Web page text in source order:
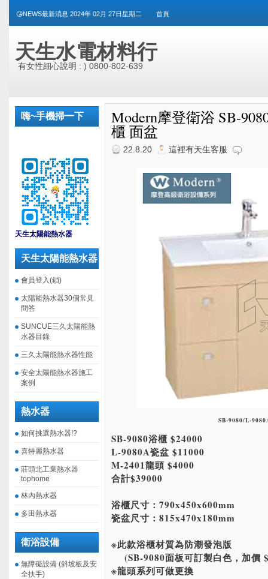
😘NEWS最新消息 2024年 02月 27日星期二 首頁
天生水電材料行
有女性細心說明 : ) 0800-802-639
嗨~手機掃一下
天生太陽能熱水器
天生太陽能熱水器
會員登入(鎖)
太陽能熱水器30個常見
問答
SUNCUE三久太陽能熱
水器目錄
三久太陽能熱水器性能
安全太陽能熱水器施工
案例
熱水器
如何挑選熱水器!?
喜特麗熱水器
莊頭北工業熱水器
tophome
林內熱水器
多田熱水器
衛浴設備
無障礙設備 (斜坡板及安
全扶手)
Modern摩登衛浴 SB-
櫃 面盆
22.8.20 這裡有天生客服
SB-9080/L-
SB-9080浴櫃 $24000
L-9080A瓷盆 $11000
M-2401龍頭 $4000
合計$39000
浴櫃尺寸：790x450x600mm
瓷盆尺寸：815x470x180mm
※此款浴櫃材質為防潮發泡版
(SB-9080面板可訂製白色，加價
※龍頭系列可做更換